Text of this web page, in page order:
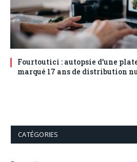
Fourtoutici : autopsie d’une
marqué 17 ans de distribution
CATÉGORIES